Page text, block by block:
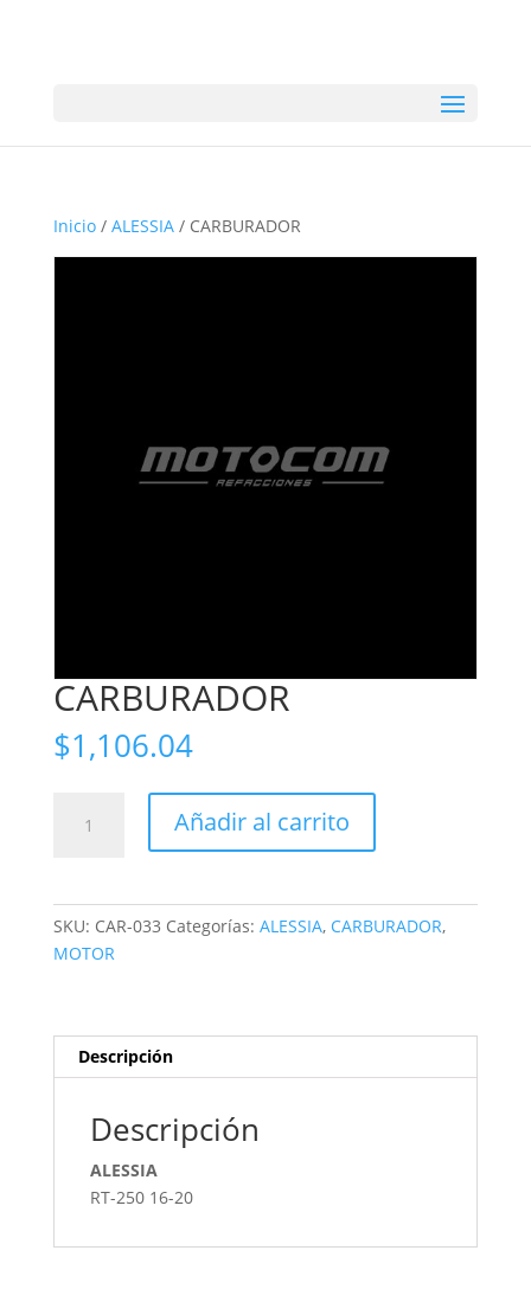
Inicio/ ALESSIA/ CARBURADOR
CARBURADOR
$1,106.04
cantidad
Añadir al carrito
SKU: CAR-033 Categorías: ALESSIA, CARBURADOR,
MOTOR
Descripción
Descripción
ALESSIA
RT-250 16-20